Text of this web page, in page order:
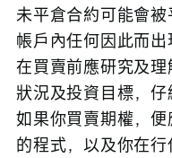
未平倉合約可能會
帳戶內任何因此而
在買賣前應研究及
狀況及投資目標，
如果你買賣期權，
的程式，以及你在